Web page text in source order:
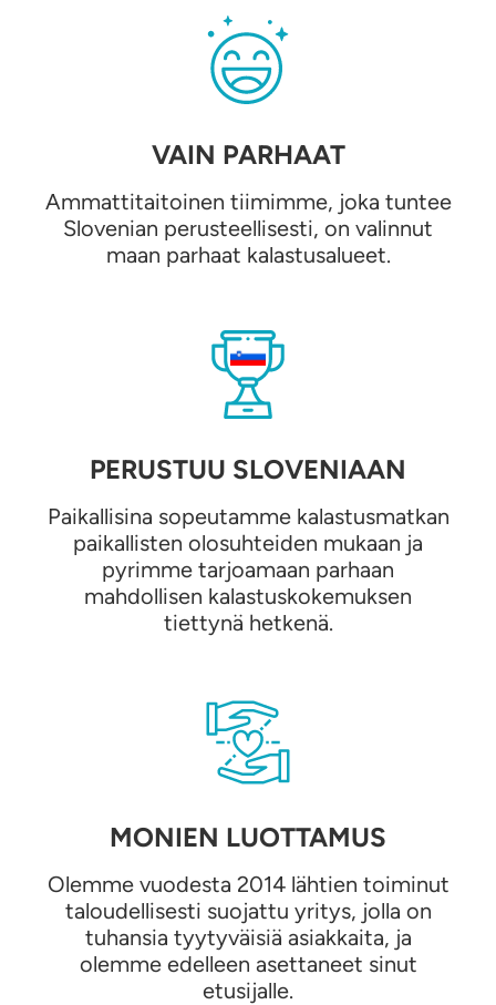
VAIN PARHAAT
Ammattitaitoinen tiimimme, joka tuntee
Slovenian perusteellisesti, on valinnut
maan parhaat kalastusalueet.
PERUSTUU SLOVENIAAN
Paikallisina sopeutamme kalastusmatkan
paikallisten olosuhteiden mukaan ja
pyrimme tarjoamaan parhaan
mahdollisen kalastuskokemuksen
tiettynä hetkenä.
MONIEN LUOTTAMUS
Olemme vuodesta 2014 lähtien toiminut
taloudellisesti suojattu yritys, jolla on
tuhansia tyytyväisiä asiakkaita, ja
olemme edelleen asettaneet sinut
etusijalle.